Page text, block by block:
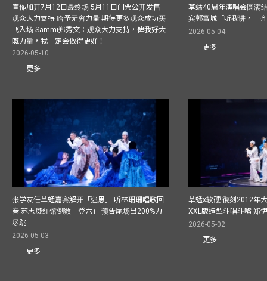
宣佈加开7月12日最终场 5月11日门票公开发售
观众大力支持 给予无穷力量 期待更多观众成功买
飞入场 Sammi郑秀文：观众大力支持，俾我好大
嘅力量，我一定会做得更好！
2026-05-10
更多
草蜢40周年演唱会圆满
宾郭富城「听我讲，一
2026-05-04
更多
张学友任草蜢嘉宾解开「迷思」 听林珊珊唱歌回
春 苏志威红馆倒数「登六」 预告尾场出200%力
尽跳
2026-05-03
更多
草蜢x软硬 復刻2012年
XXL版造型斗唱斗嘴 郑
2026-05-02
更多